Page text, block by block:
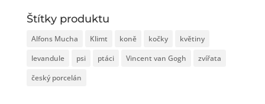
Štítky produktu
Alfons Mucha Klimt koně kočky
květiny
levandule
psi ptáci Vincent van Gogh
zvířata
český porcelán